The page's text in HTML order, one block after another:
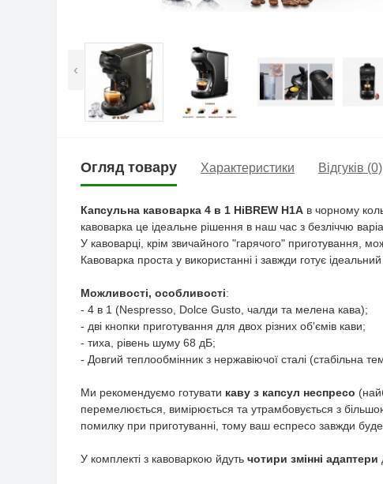
‹
Огляд товару Характеристики Відгуків (0)
Капсульна кавоварка 4 в 1 HiBREW H1A в чорному
кавоварка це ідеальне рішення в наш час з безліччю
У кавоварці, крім звичайного "гарячого" приготування,
Кавоварка проста у використанні і завжди готує
Можливості, особливості:
- 4 в 1 (Nespresso, Dolce Gusto, чалди та мелена кава);
- дві кнопки приготування для двох різних об'ємів кави;
- тиха, рівень шуму 68 дБ;
- Довгий теплообмінник з нержавіючої сталі (стабільна
Ми рекомендуємо готувати каву з капсул неспресо
перемелюється, вимірюється та утрамбовується з
помилку при приготуванні, тому ваш еспресо завжди
У комплекті з кавоваркою йдуть чотири змінні адаптери